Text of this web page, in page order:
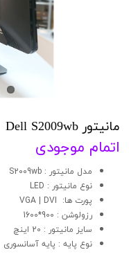
مانیتور Dell S2009wb
اتمام موجودی
مدل مانیتور : S2009wb
نوع مانيتور : LED
پورت ها: VGA | DVI
رزولوشن : 900*1600
سايز مانیتور : 20 اینچ
نوع پايه : پایه آسانسوری